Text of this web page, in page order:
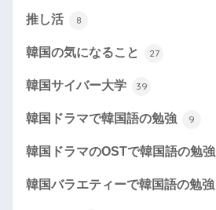
推し活 8
韓国の気になること 27
韓国サイバー大学 39
韓国ドラマで韓国語の勉強 9
韓国ドラマのOSTで韓国語の勉強
韓国バラエティーで韓国語の勉強